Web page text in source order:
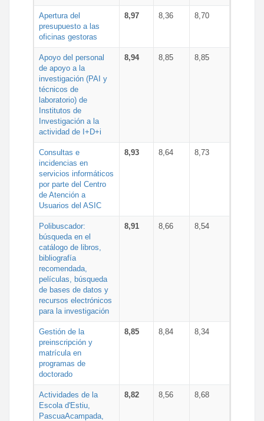
Apertura del
presupuesto a las
oficinas gestoras
8,97 8,36 8,70
Apoyo del personal
de apoyo a la
investigación (PAI y
técnicos de
laboratorio) de
Institutos de
Investigación a la
actividad de I+D+i
8,94 8,85 8,85
Consultas e
incidencias en
servicios informáticos
por parte del Centro
de Atención a
Usuarios del ASIC
8,93 8,64 8,73
Polibuscador:
búsqueda en el
catálogo de libros,
bibliografía
recomendada,
películas, búsqueda
de bases de datos y
recursos electrónicos
para la investigación
8,91 8,66 8,54
Gestión de la
preinscripción y
matrícula en
programas de
doctorado
8,85 8,84 8,34
Actividades de la
Escola d'Estiu,
PascuaAcampada,
8,82 8,56 8,68